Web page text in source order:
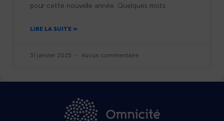
pour cette nouvelle année. Quelques mots
LIRE LA SUITE »
31 janvier 2025 Aucun commentaire